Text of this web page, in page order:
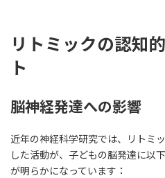
リトミックの認知
ト
脳神経発達への影響
近年の神経科学研究では、リトミ
した活動が、子どもの脳発達に以
が明らかになっています：